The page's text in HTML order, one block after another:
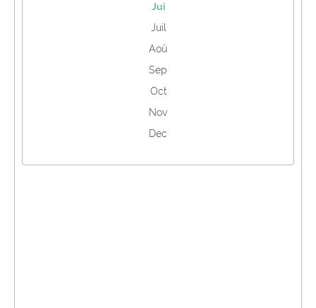
Jui
Juil
Aoû
Sep
Oct
Nov
Dec